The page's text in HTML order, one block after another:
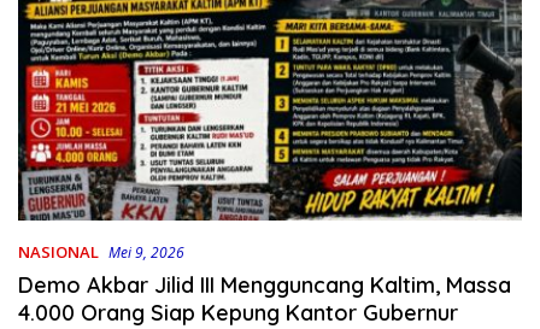
NASIONAL Mei 9, 2026
Demo Akbar Jilid III Mengguncang Kaltim, Massa
4.000 Orang Siap Kepung Kantor Gubernur